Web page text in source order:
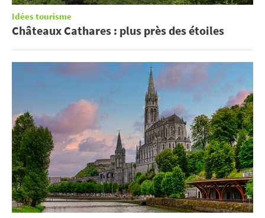
Idées tourisme
Châteaux Cathares : plus près des étoiles